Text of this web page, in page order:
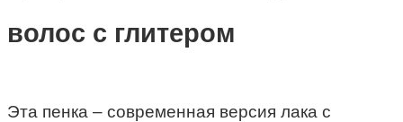
волос с глитером
Эта пенка – современная версия лака с